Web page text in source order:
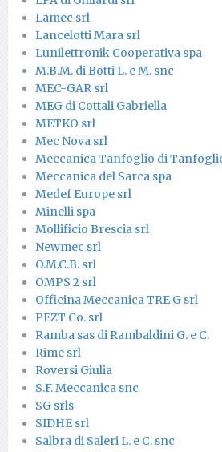
Lamec srl
Lancelotti Mara srl
Lunilettronik Cooperativa spa
M.B.M. di Botti L. e M. snc
MEC-GAR srl
MEG di Cottali Gabriella
METKO srl
Mec Nova srl
Meccanica Tanfoglio di
Meccanica del Sarca spa
Medef Europe srl
Minelli spa
Mollificio Brescia srl
Newmec srl
O.M.C.B. srl
OMPS 2 srl
Officina Meccanica TRE G srl
PEZT Co. srl
Ramba sas di Rambaldini G. e C.
Rime srl
Roversi Giulia
S.F. Meccanica snc
SG srls
SIDHE srl
Salbra di Saleri L. e C. snc